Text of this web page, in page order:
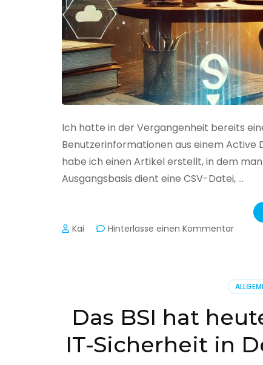
Ich hatte in der Vergangenheit bereits
Benutzerinformationen aus einem
habe ich einen Artikel erstellt, in dem
Ausgangsbasis dient eine CSV-Datei, …
Kai Hinterlasse einen Kommentarzu
aus
Das BSI hat
IT-Sicherheit in